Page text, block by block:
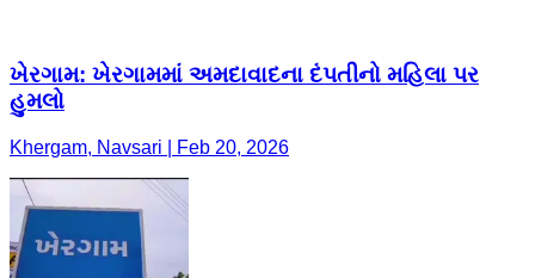
ખેરગામ: ખેરગામમાં અમદાવાદના દંપતીનો મહિલા પર
હુમલો
Khergam, Navsari | Feb 20, 2026